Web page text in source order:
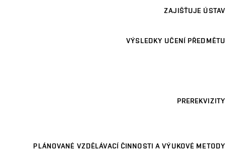
ZAJIŠŤUJE ÚSTAV
VÝSLEDKY UČENÍ PŘEDMĚTU
PREREKVIZITY
PLÁNOVANÉ VZDĚLÁVACÍ ČINNOSTI A VÝUKOVÉ METODY